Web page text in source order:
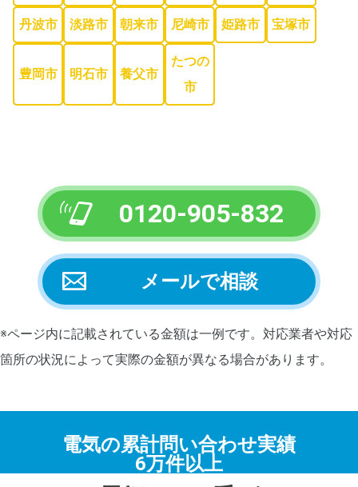
丹波市 淡路市 朝来市 尼崎市 姫路市 宝塚市
豊岡市 明石市 養父市
たつの
市
0120-905-832
メールで相談
※ページ内に記載されている金額は一例です。対応業者や対応
箇所の状況によって実際の金額が異なる場合があります。
電気の累計問い合わせ実績
6万件以上